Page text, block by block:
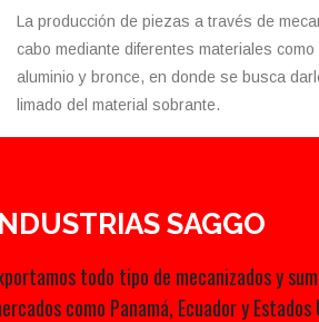
La producción de piezas a través de
cabo mediante diferentes materiales
aluminio y bronce, en donde se busca
limado del material sobrante.
SAGGO
todo tipo de mecanizados y
como Panamá, Ecuador y Estados